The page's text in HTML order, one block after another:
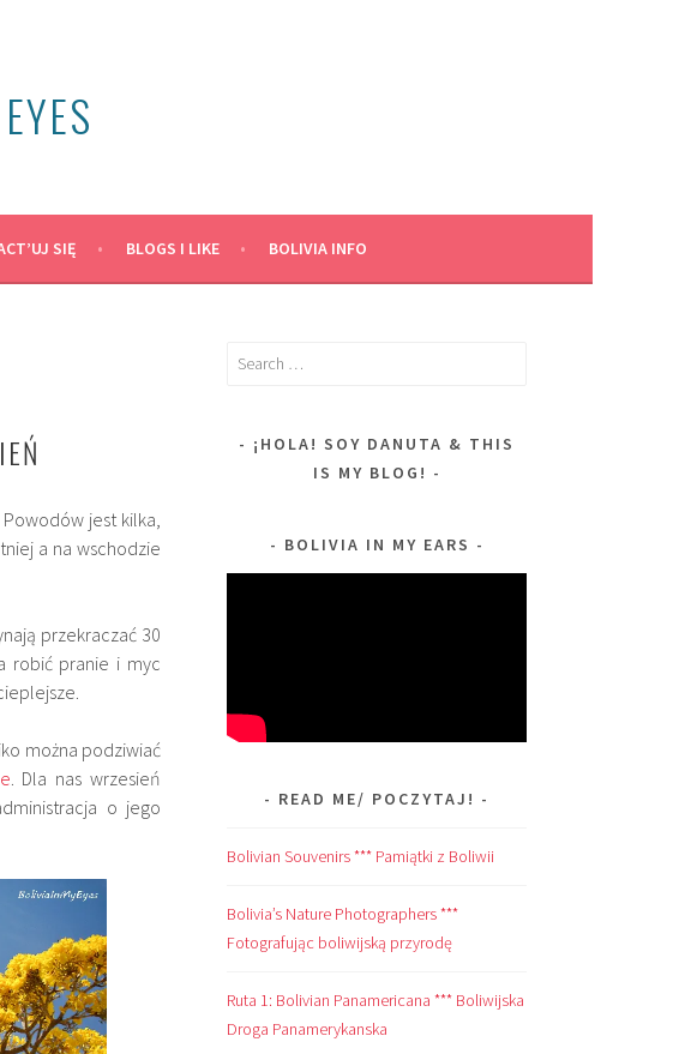
SIĘ BLOGS I LIKE BOLIVIA INFO
Powodów jest kilka,
a na wschodzie
przekraczać 30
robić pranie i myc
można podziwiać
. Dla nas wrzesień
o jego
Search
¡HOLA! SOY DANUTA & THIS
IS MY BLOG!
BOLIVIA IN MY EARS
READ ME/ POCZYTAJ!
Bolivian Souvenirs *** Pamiątki z Boliwii
Bolivia’s Nature Photographers ***
Fotografując boliwijską przyrodę
Ruta 1: Bolivian Panamericana *** Boliwijska
Droga Panamerykanska